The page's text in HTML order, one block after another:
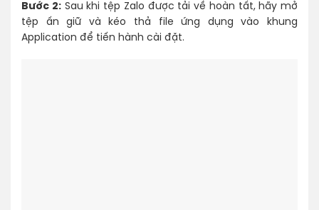
Bước 2:Sau khi tệp Zalo được tải về hoàn tất, hãy mở
tệp ấn giữ và kéo thả file ứng dụng vào khung
Application để tiến hành cài đặt.